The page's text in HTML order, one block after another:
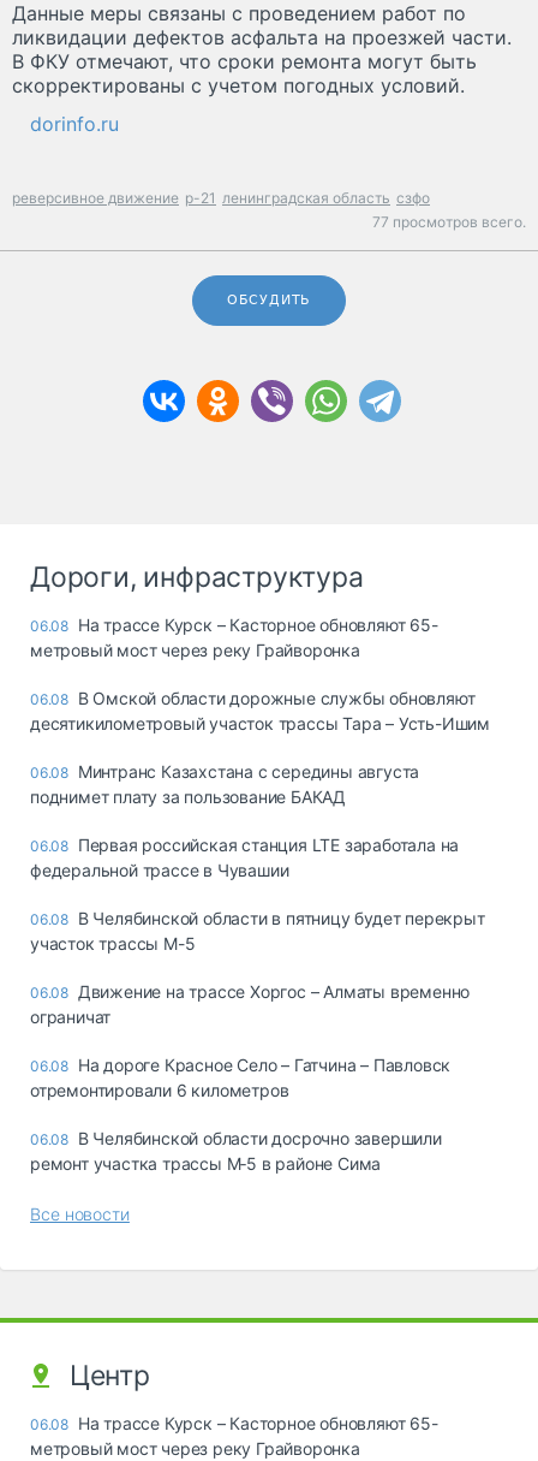
Данные меры связаны с проведением работ по
ликвидации дефектов асфальта на проезжей части.
В ФКУ отмечают, что сроки ремонта могут быть
скорректированы с учетом погодных условий.
dorinfo.ru
реверсивное движение р-21 ленинградская область сзфо
77 просмотров всего.
ОБСУДИТЬ
Дороги, инфраструктура
06.08 На трассе Курск – Касторное обновляют 65-
метровый мост через реку Грайворонка
06.08 В Омской области дорожные службы обновляют
десятикилометровый участок трассы Тара – Усть-Ишим
06.08 Минтранс Казахстана с середины августа
поднимет плату за пользование БАКАД
06.08 Первая российская станция LTE заработала на
федеральной трассе в Чувашии
06.08 В Челябинской области в пятницу будет перекрыт
участок трассы М-5
06.08 Движение на трассе Хоргос – Алматы временно
ограничат
06.08 На дороге Красное Село – Гатчина – Павловск
отремонтировали 6 километров
06.08 В Челябинской области досрочно завершили
ремонт участка трассы М‑5 в районе Сима
Все новости
Центр
06.08 На трассе Курск – Касторное обновляют 65-
метровый мост через реку Грайворонка